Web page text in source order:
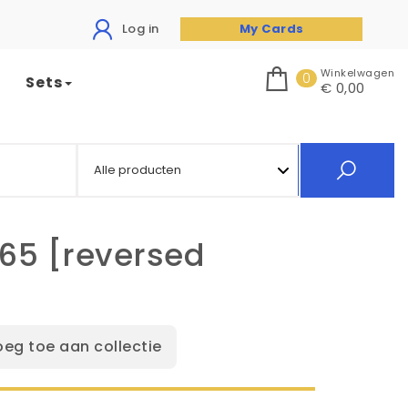
Log in My Cards
Sets 0 Winkelwagen
€ 0,00
[reversed
toe aan collectie